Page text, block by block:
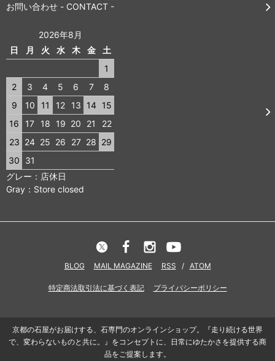
お問い合わせ - CONTACT -
2026年8月
日
月 火 水 木 金
土
1
2
3 4 5 6 7
8
9
10 11 12 13 14
15
16
17 18 19 20 21
22
23 24 25 26 27 28 29
30
31
グレー：店休日
Gray：Store closed
BLOG MAIL MAGAZINE RSS / ATOM
特定商法取引法に基づく表記 プライバシーポリシー
京都の石屋がお届けする、石専門のオンラインショップ。『走り続ける世界
で、変わらないものと共に。』をコンセプトに、日常にゆたかさを提供する商
品をご提案します。